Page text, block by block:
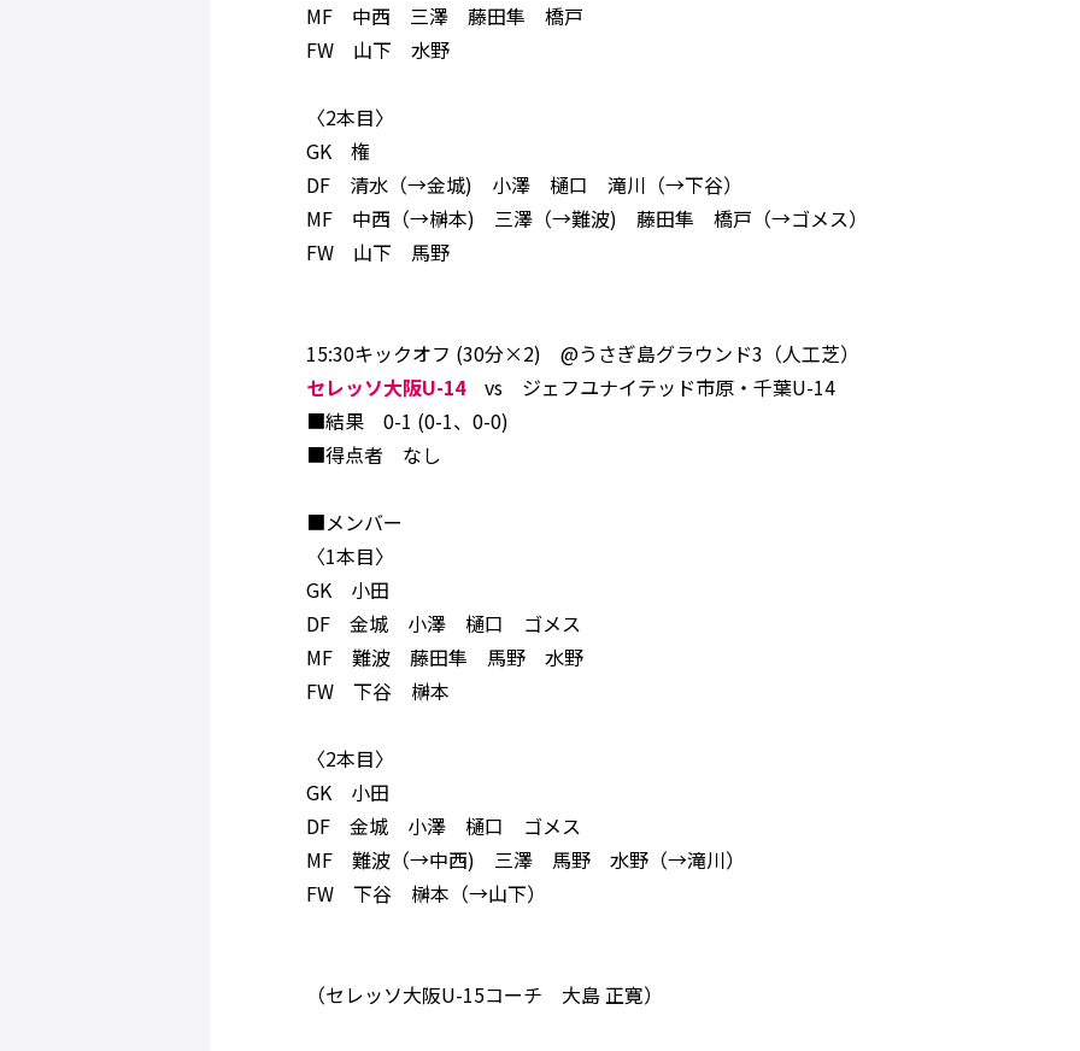
MF 中西 三澤 藤田隼 橋戸
FW 山下 水野
〈2本目〉
GK 権
DF 清水（→金城) 小澤 樋口 滝川（→下谷）
MF 中西（→榊本) 三澤（→難波) 藤田隼 橋戸（→ゴメス）
FW 山下 馬野
15:30キックオフ (30分×2) @うさぎ島グラウンド3（人工芝）
セレッソ大阪U-14vs ジェフユナイテッド市原・千葉U-14
■結果 0-1 (0-1、0-0)
■得点者 なし
■メンバー
〈1本目〉
GK 小田
DF 金城 小澤 樋口 ゴメス
MF 難波 藤田隼 馬野 水野
FW 下谷 榊本
〈2本目〉
GK 小田
DF 金城 小澤 樋口 ゴメス
MF 難波（→中西) 三澤 馬野 水野（→滝川）
FW 下谷 榊本（→山下）
（セレッソ大阪U-15コーチ 大島 正寛）